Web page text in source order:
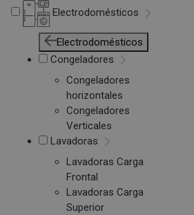
Electrodomésticos
Electrodomésticos
Congeladores
Congeladores
horizontales
Congeladores
Verticales
Lavadoras
Lavadoras Carga
Frontal
Lavadoras Carga
Superior